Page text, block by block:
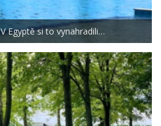
Egyptě si to vynahradili…